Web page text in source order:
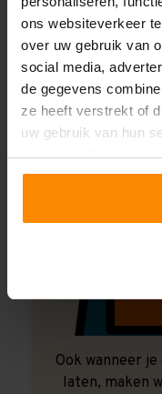
ons websiteverkeer
over uw gebruik van
social media,
de gegevens
ze heeft verstrekt of
uw gebruik van hun
accepteren!
Ook wanneer
laten, maken